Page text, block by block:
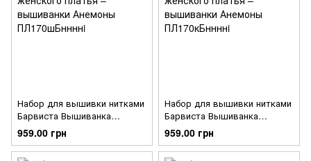
Набор для вышивки нитками
Барвиста Вышиванка
заготовки женского платья –
вышиванки Анемоны
ПЛ170шБннннi
959.00 грн
Набор для вышивки нитками
Барвиста Вышиванка
заготовки женского платья –
вышиванки Анемоны
ПЛ170кБннннi
959.00 грн